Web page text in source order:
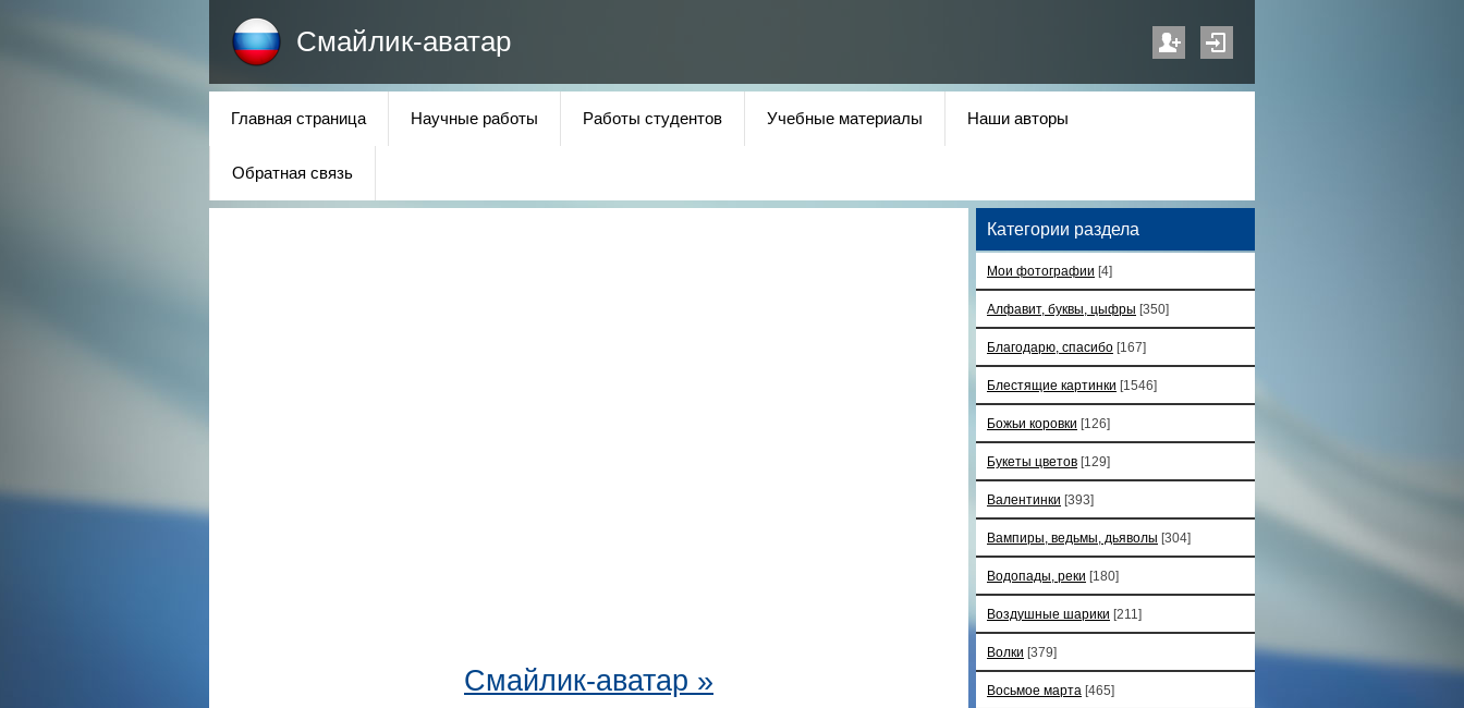
Смайлик-аватар
Главная страница Научные работы Работы студентов Учебные материалы Наши авторы
Обратная связь
Смайлик-аватар »
Категории раздела
Мои фотографии [4]
Алфавит, буквы, цыфры [350]
Благодарю, спасибо [167]
Блестящие картинки [1546]
Божьи коровки [126]
Букеты цветов [129]
Валентинки [393]
Вампиры, ведьмы, дьяволы [304]
Водопады, реки [180]
Воздушные шарики [211]
Волки [379]
Восьмое марта [465]